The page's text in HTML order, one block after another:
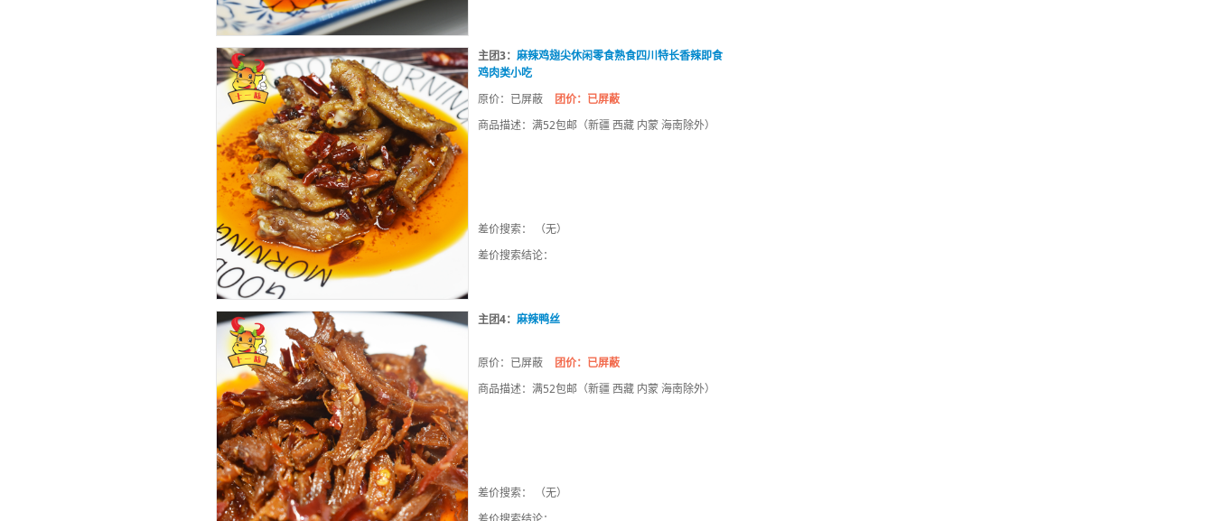
主团3： 麻辣鸡翅尖休闲零食熟食四川特长香辣即食
鸡肉类小吃
原价：已屏蔽
团价：已屏蔽
商品描述：满52包邮（新疆 西藏 内蒙 海南除外）
差价搜索： （无）
差价搜索结论：
主团4： 麻辣鸭丝
原价：已屏蔽
团价：已屏蔽
商品描述：满52包邮（新疆 西藏 内蒙 海南除外）
差价搜索： （无）